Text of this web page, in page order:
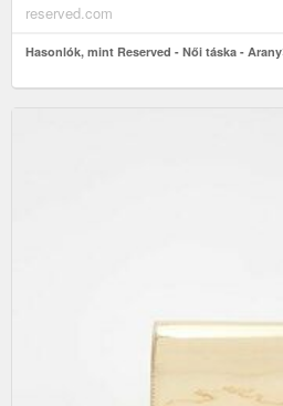
reserved.com
Hasonlók, mint Reserved - Női táska - Arany